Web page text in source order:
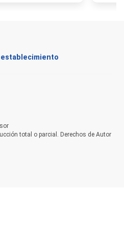
total o parcial. Derechos de Autor